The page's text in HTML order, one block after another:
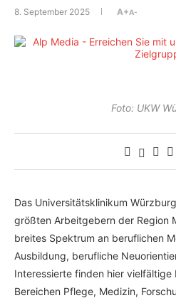
8. September 2025 A+A-
Foto: UKW
Das Universitätsklinikum
größten Arbeitgebern der Region
breites Spektrum an beruflichen
Ausbildung, berufliche
Interessierte finden hier vielfältige
Bereichen Pflege, Medizin,